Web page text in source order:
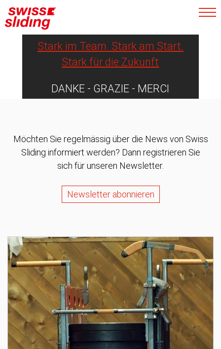
Stark im Team. Stark am Start.
Stark für die Zukunft
DANKE - GRAZIE - MERCI
Möchten Sie regelmässig über die News von Swiss
Sliding informiert werden? Dann registrieren Sie
sich für unseren Newsletter.
Newsletter abonnieren